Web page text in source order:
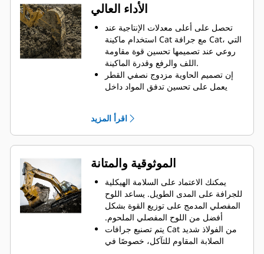
الأداء العالي
تحصل على أعلى معدلات الإنتاجية عند
استخدام ماكينة Cat مع جرافة Cat، التي
روعي عند تصميمها تحسين قوة مقاومة
اللف والرفع وقدرة الماكينة.
إن تصميم الحاوية مزدوج نصفي القطر
يعمل على تحسين تدفق المواد داخل
عدم سحب الجزء السفلي من الجرافة،
يزيد استهلاك الوقود إلى الحد الأقصى
أثناء الحفر. تم تصميم جرافات Cat بحيث
تخترق المواد بمنتهى السرعة لتحسين
تحميل كمية أكبر من المواد في أقل وقت
ممكن. يساعد شكل الجرافة والقضبان
الجانبية على الاحتفاظ بمعظم المواد في
الجرافة لكل حمولة.
اقرأ المزيد
الموثوقية والمتانة
يمكنك الاعتماد على السلامة الهيكلية
للجرافة على المدى الطويل. ‏‫يساعد اللوح
المفصلي المدمج على توزيع القوة بشكل
أفضل من اللوح المفصلي الملحوم.
يتم تصنيع جرافات Cat من الفولاذ شديد
الصلابة المقاوم للتآكل، خصوصًا في